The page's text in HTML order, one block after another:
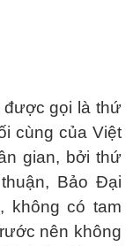
được gọi là thứ
cùng của Việt
gian, bởi thứ
Bảo Đại
không có tam
nên không